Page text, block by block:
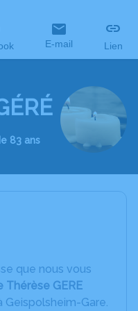
E-mail Lien
83 ans
que nous vous
Thérèse GERE
Geispolsheim-Gare.